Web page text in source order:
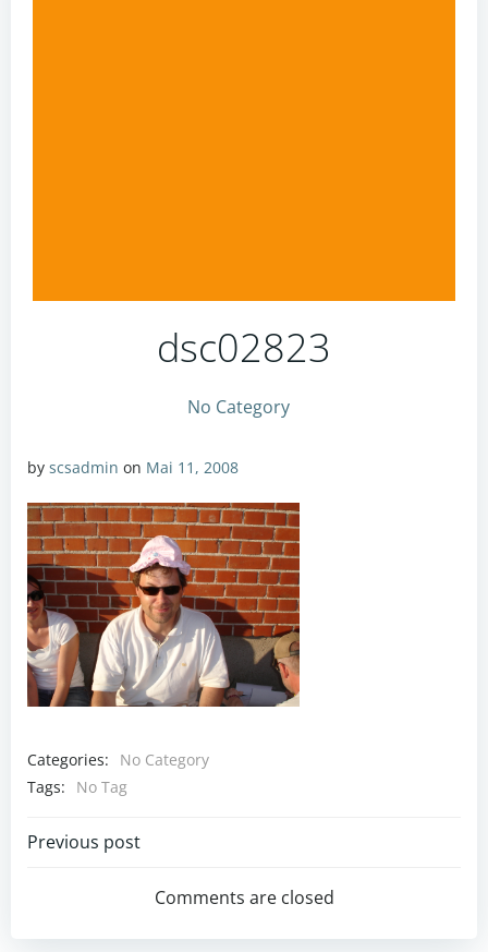
dsc02823
No Category
by scsadmin on Mai 11, 2008
Categories:
No Category
Tags:
No Tag
Post
navigation
Previous post
Comments are closed